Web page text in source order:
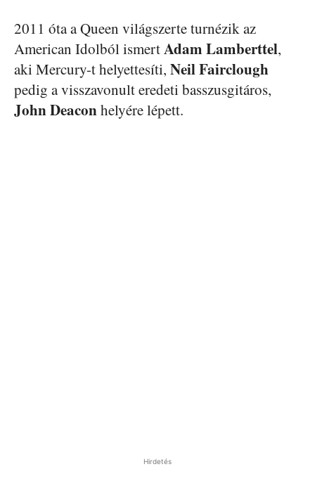
2011 óta a Queen világszerte turnézik az
American Idolból ismertAdam Lamberttel,
aki Mercury-t helyettesíti, Neil Fairclough
pedig a visszavonult eredeti basszusgitáros,
John Deaconhelyére lépett.
Hirdetés